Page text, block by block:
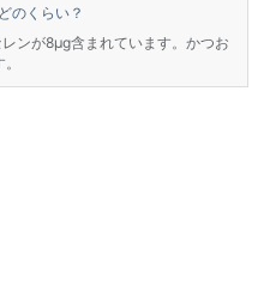
のくらい？
ンが8μg含まれています。かつお